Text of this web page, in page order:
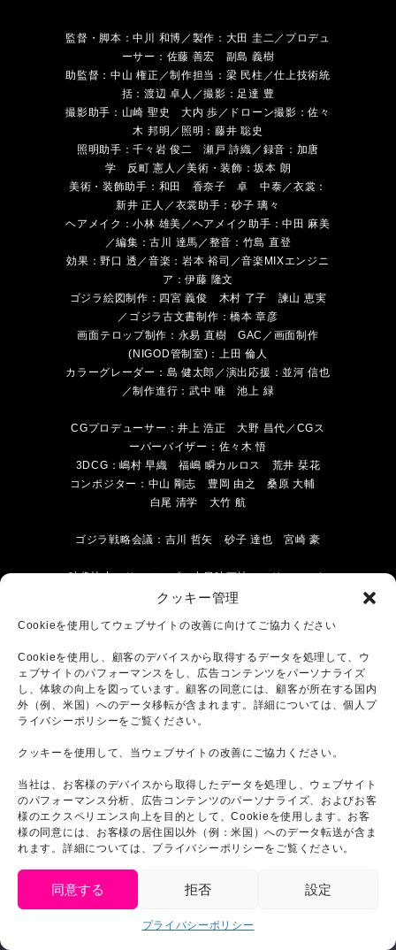
クッキー管理
Cookieを使用してウェブサイトの改善に向けてご協力ください
Cookieを使用し、顧客のデバイスから取得するデータを処理して、ウ
ェブサイトのパフォーマンスをし、広告コンテンツをパーソナライズ
し、体験の向上を図っています。顧客の同意には、顧客が所在する国内
外（例、米国）へのデータ移転が含まれます。詳細については、個人プ
ライバシーポリシーをご覧ください。
クッキーを使用して、当ウェブサイトの改善にご協力ください。
当社は、お客様のデバイスから取得したデータを処理し、ウェブサイト
のパフォーマンス分析、広告コンテンツのパーソナライズ、およびお客
様のエクスペリエンス向上を目的として、Cookieを使用します。お客
様の同意には、お客様の居住国以外（例：米国）へのデータ転送が含ま
れます。詳細については、プライバシーポリシーをご覧ください。
同意する 拒否 設定
プライバシーポリシー
監督・脚本：中川 和博／製作：大田 圭二／プロデュ
ーサー：佐藤 善宏 副島 義樹
助監督：中山 権正／制作担当：梁 民柱／仕上技術統
括：渡辺 卓人／撮影：足達 豊
撮影助手：山崎 聖史 大内 歩／ドローン撮影：佐々
木 邦明／照明：藤井 聡史
照明助手：千々岩 俊二 瀬戸 詩織／録音：加唐
学 反町 憲人／美術・装飾：坂本 朗
美術・装飾助手：和田 香奈子 卓 中泰／衣裳：
新井 正人／衣裳助手：砂子 璃々
ヘアメイク：小林 雄美／ヘアメイク助手：中田 麻美
／編集：古川 達馬／整音：竹島 直登
効果：野口 透／音楽：岩本 裕司／音楽MIXエンジニ
ア：伊藤 隆文
ゴジラ絵図制作：四宮 義俊 木村 了子 諫山 恵実
／ゴジラ古文書制作：橋本 章彦
画面テロップ制作：永易 直樹 GAC／画面制作
(NIGOD管制室)：上田 倫人
カラーグレーダー：島 健太郎／演出応援：並河 信也
／制作進行：武中 唯 池上 緑
CGプロデューサー：井上 浩正 大野 昌代／CGス
ーパーバイザー：佐々木 悟
3DCG：嶋村 早織 福嶋 瞬カルロス 荒井 栞花
コンポジター：中山 剛志 豊岡 由之 桑原 大輔
白尾 清学 大竹 航
ゴジラ戦略会議：吉川 哲矢 砂子 達也 宮崎 豪
映像協力：サンテレビ／中日映画社／ハリマニック
ス
淡路島フィルムオフィス／神戸フィルムオフィス／
伊弉諾神宮
淡路市／淡路島岩屋漁業協同組合／本州四国連絡高
東映東京撮影所／特撮研究所／三和映材社／日本照
AURA／中日映画社／ODEN STUDIO／DI
FACTORY／岡田 佳樹/山崎 友一朗
東京現像所／東宝映像美術／東宝ミュージック
東宝スタジオ／東宝スタジオサービス／東宝ポスト
制作プロダクション：シネバザール